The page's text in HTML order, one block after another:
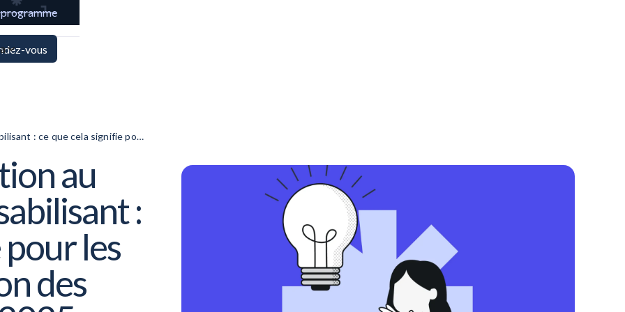
vous
: ce que cela signifie pour
au
:
les
des